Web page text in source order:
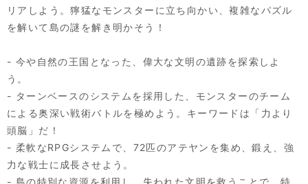
リアしよう。獰猛なモンスターに立ち向かい、複雑なパズル
を解いて島の謎を解き明かそう！
- 今や自然の王国となった、偉大な文明の遺跡を探索しよ
う。
- ターンベースのシステムを採用した、モンスターのチーム
による奥深い戦術バトルを極めよう。キーワードは「力より
頭脳」だ！
- 柔軟なRPGシステムで、72匹のアテヤンを集め、鍛え、強
力な戦士に成長させよう。
- 島の特別な資源を利用し、失われた文明を救うことで、特